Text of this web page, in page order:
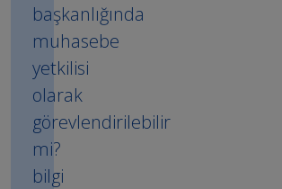
başkanlığında
muhasebe
yetkilisi
olarak
görevlendirilebilir
mi?
bilgi